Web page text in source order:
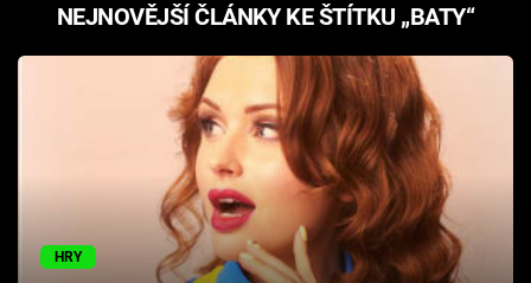
Hry
NEJNOVĚJŠÍ ČLÁNKY KE ŠTÍTKU „BATY“
HRY